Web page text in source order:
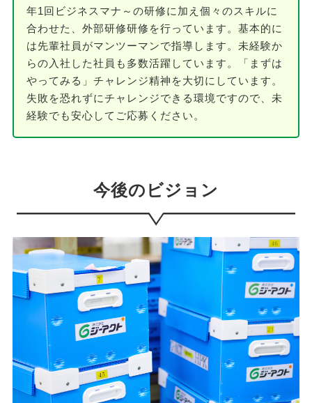
年1回ビジネスマナ～の研修に加え個々のスキルに
合わせた、外部研修研修を行っています。基本的に
は先輩社員がマンツーマンで指導します。未経験か
らの入社した社員も多数活躍しています。「まずは
やってみる」チャレンジ精神を大切にしています。
失敗を恐れずにチャレンジできる環境ですので、未
経験でも安心してご応募ください。
今後のビジョン